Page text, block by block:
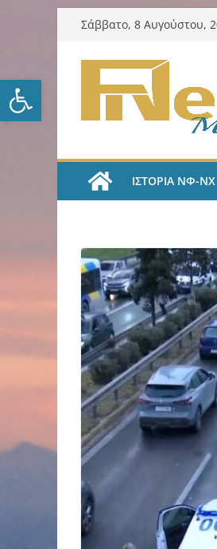
Ανοίξτε τη
Μετάβαση
περιεχόμενο
Σάββατο, 8 Αυγούστου,
ΙΣΤΟΡΙΑ ΝΦ-ΝΧ